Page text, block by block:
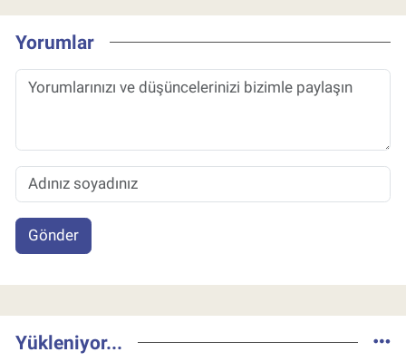
Yorumlar
Gönder
Yükleniyor...